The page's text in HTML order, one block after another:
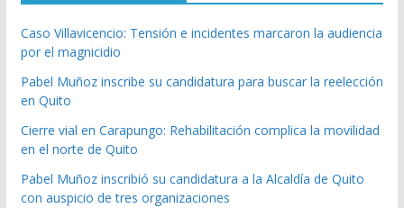
Caso Villavicencio: Tensión e incidentes marcaron la audiencia
por el magnicidio
Pabel Muñoz inscribe su candidatura para buscar la reelección
en Quito
Cierre vial en Carapungo: Rehabilitación complica la movilidad
en el norte de Quito
Pabel Muñoz inscribió su candidatura a la Alcaldía de Quito
con auspicio de tres organizaciones